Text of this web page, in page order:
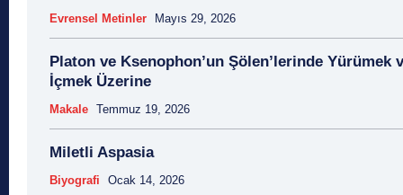
Evrensel Metinler Mayıs 29, 2026
Platon ve Ksenophon’un Şölen’lerinde Yürümek
İçmek Üzerine
Makale Temmuz 19, 2026
Miletli Aspasia
Biyografi Ocak 14, 2026